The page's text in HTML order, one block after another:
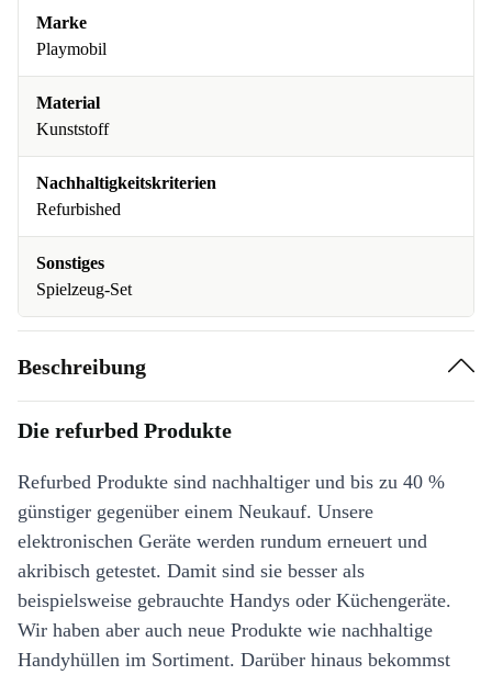
Marke
Playmobil
Material
Kunststoff
Nachhaltigkeitskriterien
Refurbished
Sonstiges
Spielzeug-Set
Beschreibung
Die refurbed Produkte
Refurbed Produkte sind nachhaltiger und bis zu 40 %
günstiger gegenüber einem Neukauf. Unsere
elektronischen Geräte werden rundum erneuert und
akribisch getestet. Damit sind sie besser als
beispielsweise gebrauchte Handys oder Küchengeräte.
Wir haben aber auch neue Produkte wie nachhaltige
Handyhüllen im Sortiment. Darüber hinaus bekommst